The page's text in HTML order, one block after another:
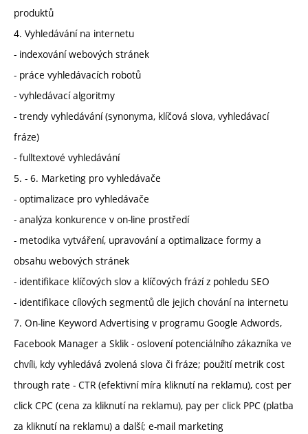
produktů
4. Vyhledávání na internetu
- indexování webových stránek
- práce vyhledávacích robotů
- vyhledávací algoritmy
- trendy vyhledávání (synonyma, klíčová slova, vyhledávací
fráze)
- fulltextové vyhledávání
5. - 6. Marketing pro vyhledávače
- optimalizace pro vyhledávače
- analýza konkurence v on-line prostředí
- metodika vytváření, upravování a optimalizace formy a
obsahu webových stránek
- identifikace klíčových slov a klíčových frází z pohledu SEO
- identifikace cílových segmentů dle jejich chování na internetu
7. On-line Keyword Advertising v programu Google Adwords,
Facebook Manager a Sklik - oslovení potenciálního zákazníka ve
chvíli, kdy vyhledává zvolená slova či fráze; použití metrik cost
through rate - CTR (efektivní míra kliknutí na reklamu), cost per
click CPC (cena za kliknutí na reklamu), pay per click PPC (platba
za kliknutí na reklamu) a další; e-mail marketing